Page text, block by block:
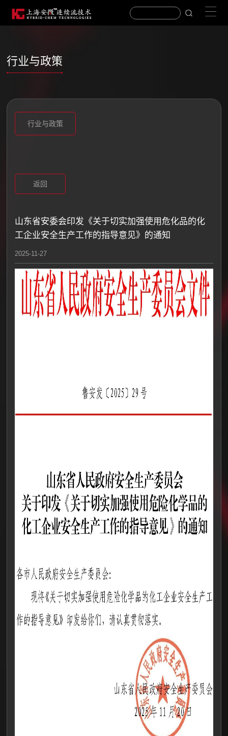
行业与政策
行业与政策
返回
山东省安委会印发《关于切实加强使用危化品的化
工企业安全生产工作的指导意见》的通知
2025-11-27